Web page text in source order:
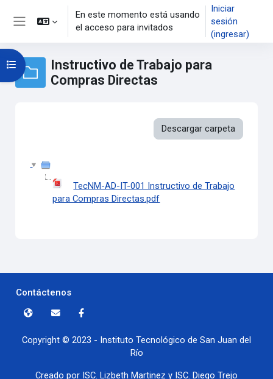
Saltar al contenido principal
En este momento está usando
el acceso para invitados
Iniciar
sesión
(ingresar)
Instructivo de Trabajo para
Compras Directas
Abrir índice del curso
Descargar carpeta
TecNM-AD-IT-001 Instructivo de Trabajo
para Compras Directas.pdf
Contáctenos
Copyright © 2023 - Instituto Tecnológico de San Juan del
Río
Creado por ISC. Lizbeth Martinez y ISC. Diego Trejo